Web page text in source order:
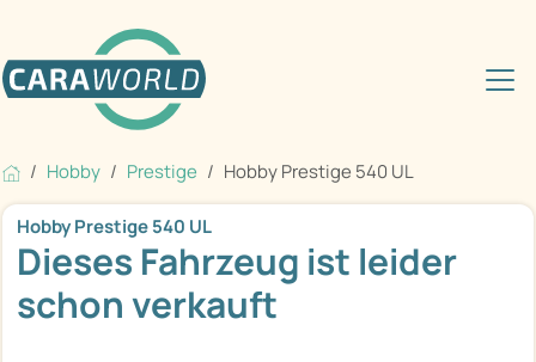
Hobby Prestige Hobby Prestige 540 UL
Hobby Prestige 540 UL
Dieses Fahrzeug ist leider
schon verkauft